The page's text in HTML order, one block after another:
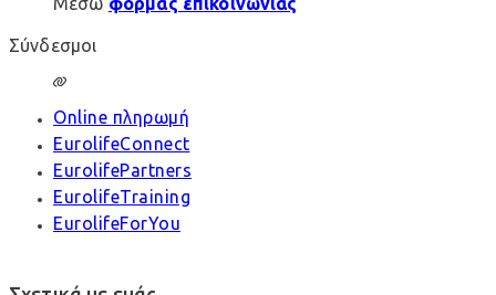
Σύνδεσμοι
Online πληρωμή
EurolifeConnect
EurolifePartners
EurolifeTraining
EurolifeForYou